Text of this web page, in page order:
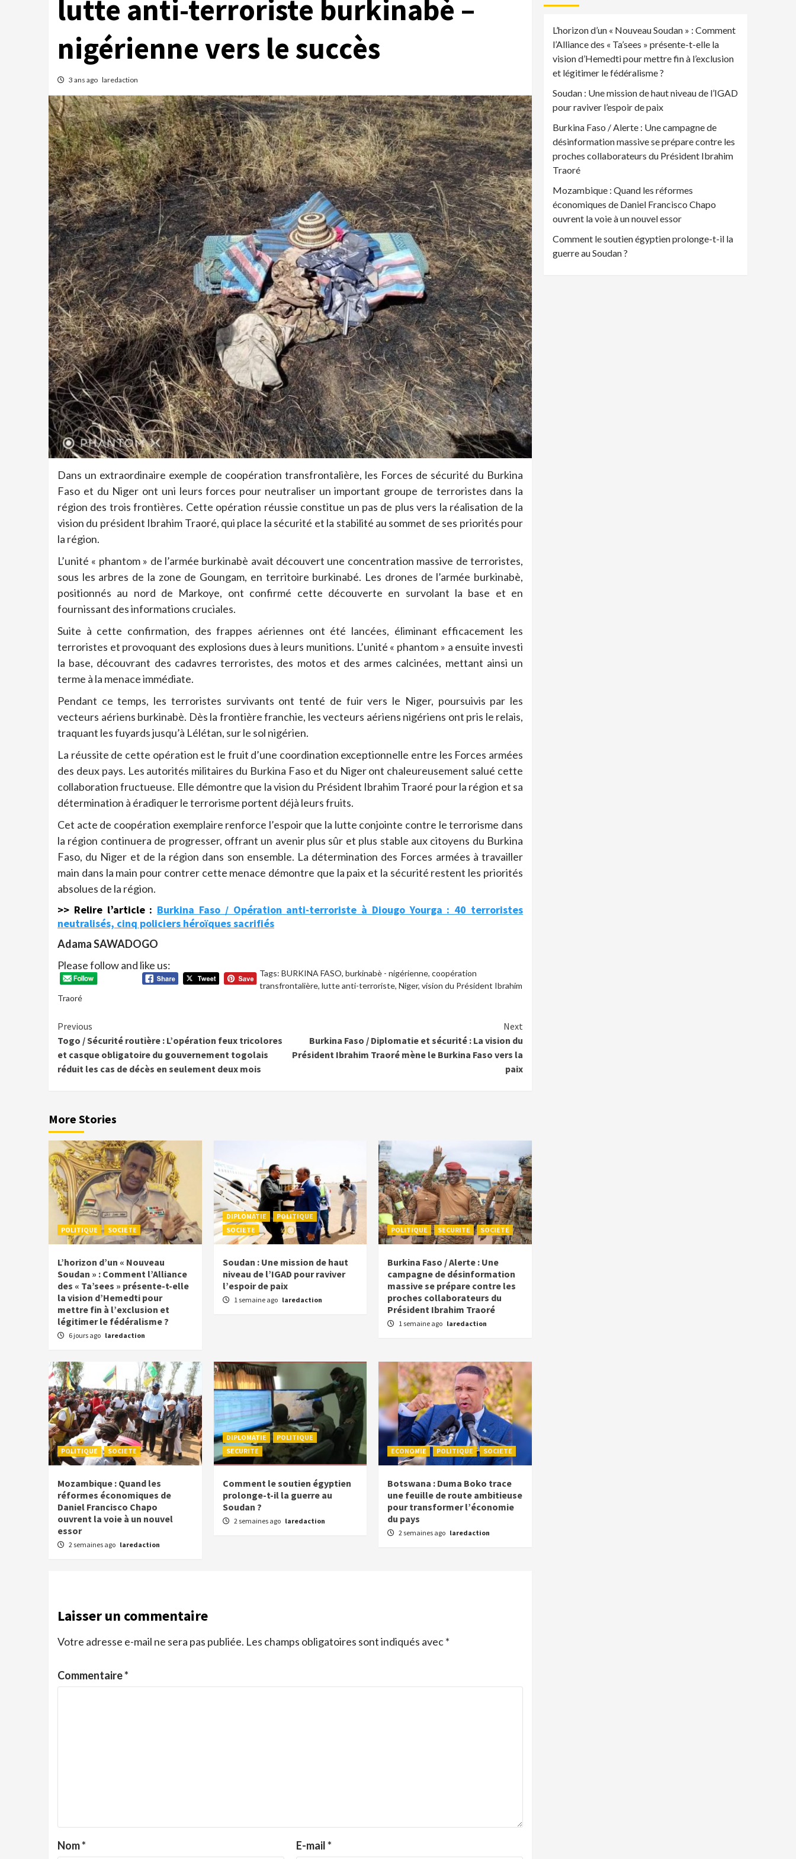
lutte anti-terroriste burkinabè –
nigérienne vers le succès
3 ans ago laredaction
Dans un extraordinaire exemple de coopération transfrontalière, les Forces de sécurité du Burkina
Faso et du Niger ont uni leurs forces pour neutraliser un important groupe de terroristes dans la
région des trois frontières. Cette opération réussie constitue un pas de plus vers la réalisation de la
vision du président Ibrahim Traoré, qui place la sécurité et la stabilité au sommet de ses priorités pour
la région.
L’unité « phantom » de l’armée burkinabè avait découvert une concentration massive de terroristes,
sous les arbres de la zone de Goungam, en territoire burkinabé. Les drones de l’armée burkinabè,
positionnés au nord de Markoye, ont confirmé cette découverte en survolant la base et en
fournissant des informations cruciales.
Suite à cette confirmation, des frappes aériennes ont été lancées, éliminant efficacement les
terroristes et provoquant des explosions dues à leurs munitions. L’unité « phantom » a ensuite investi
la base, découvrant des cadavres terroristes, des motos et des armes calcinées, mettant ainsi un
terme à la menace immédiate.
Pendant ce temps, les terroristes survivants ont tenté de fuir vers le Niger, poursuivis par les
vecteurs aériens burkinabè. Dès la frontière franchie, les vecteurs aériens nigériens ont pris le relais,
traquant les fuyards jusqu’à Lélétan, sur le sol nigérien.
La réussite de cette opération est le fruit d’une coordination exceptionnelle entre les Forces armées
des deux pays. Les autorités militaires du Burkina Faso et du Niger ont chaleureusement salué cette
collaboration fructueuse. Elle démontre que la vision du Président Ibrahim Traoré pour la région et sa
détermination à éradiquer le terrorisme portent déjà leurs fruits.
Cet acte de coopération exemplaire renforce l’espoir que la lutte conjointe contre le terrorisme dans
la région continuera de progresser, offrant un avenir plus sûr et plus stable aux citoyens du Burkina
Faso, du Niger et de la région dans son ensemble. La détermination des Forces armées à travailler
main dans la main pour contrer cette menace démontre que la paix et la sécurité restent les priorités
absolues de la région.
>> Relire l’article : Burkina Faso / Opération anti-terroriste à Diougo Yourga : 40 terroristes
neutralisés, cinq policiers héroïques sacrifiés
Adama SAWADOGO
Please follow and like us:
Tags: BURKINA FASO, burkinabè - nigérienne, coopération
transfrontalière, lutte anti-terroriste, Niger, vision du Président Ibrahim
Traoré
Continue
Reading
Previous
Togo / Sécurité routière : L’opération feux tricolores
et casque obligatoire du gouvernement togolais
réduit les cas de décès en seulement deux mois
Next
Burkina Faso / Diplomatie et sécurité : La vision du
Président Ibrahim Traoré mène le Burkina Faso vers la
paix
More Stories
POLITIQUE SOCIETE
L’horizon d’un « Nouveau
Soudan » : Comment l’Alliance
des « Ta’sees » présente-t-elle
la vision d’Hemedti pour
mettre fin à l’exclusion et
légitimer le fédéralisme ?
6 jours ago laredaction
DIPLOMATIE
POLITIQUE
SOCIETE
Soudan : Une mission de haut
niveau de l’IGAD pour raviver
l’espoir de paix
1 semaine ago laredaction
POLITIQUE SECURITE SOCIETE
Burkina Faso / Alerte : Une
campagne de désinformation
massive se prépare contre les
proches collaborateurs du
Président Ibrahim Traoré
1 semaine ago laredaction
POLITIQUE SOCIETE
Mozambique : Quand les
réformes économiques de
Daniel Francisco Chapo
ouvrent la voie à un nouvel
essor
2 semaines ago laredaction
DIPLOMATIE
POLITIQUE
SECURITE
Comment le soutien égyptien
prolonge-t-il la guerre au
Soudan ?
2 semaines ago laredaction
ECONOMIE POLITIQUE SOCIETE
Botswana : Duma Boko trace
une feuille de route ambitieuse
pour transformer l’économie
du pays
2 semaines ago laredaction
Laisser un commentaire
Votre adresse e-mail ne sera pas publiée. Les champs obligatoires sont indiqués avec*
Commentaire*
Nom* E-mail*
L’horizon d’un « Nouveau Soudan » : Comment
l’Alliance des « Ta’sees » présente-t-elle la
vision d’Hemedti pour mettre fin à l’exclusion
et légitimer le fédéralisme ?
Soudan : Une mission de haut niveau de l’IGAD
pour raviver l’espoir de paix
Burkina Faso / Alerte : Une campagne de
désinformation massive se prépare contre les
proches collaborateurs du Président Ibrahim
Traoré
Mozambique : Quand les réformes
économiques de Daniel Francisco Chapo
ouvrent la voie à un nouvel essor
Comment le soutien égyptien prolonge-t-il la
guerre au Soudan ?